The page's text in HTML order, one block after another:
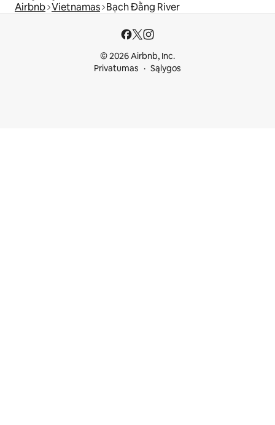
Airbnb Vietnamas Bạch Đằng River
© 2026 Airbnb, Inc.
Privatumas
Sąlygos